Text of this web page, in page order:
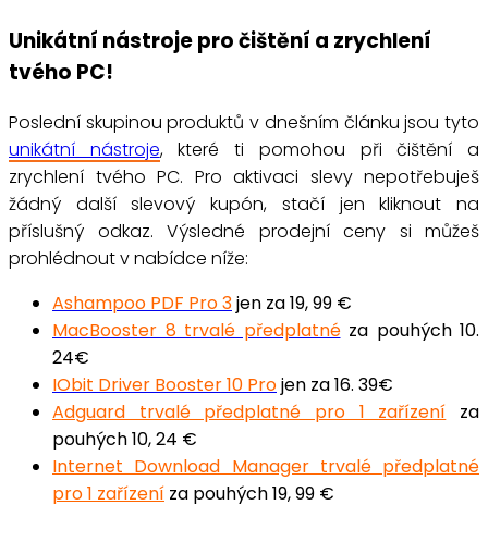
Unikátní nástroje pro čištění a zrychlení
tvého PC!
Poslední skupinou produktů v dnešním článku jsou tyto
unikátní nástroje, které ti pomohou při čištění a
zrychlení tvého PC. Pro aktivaci slevy nepotřebuješ
žádný další slevový kupón, stačí jen kliknout na
příslušný odkaz. Výsledné prodejní ceny si můžeš
prohlédnout v nabídce níže:
Ashampoo PDF Pro 3jen za 19, 99 €
MacBooster 8 trvalé předplatnéza pouhých 10.
24€
IObit Driver Booster 10 Projen za 16. 39€
Adguard trvalé předplatné pro 1 zařízení za
pouhých 10, 24 €
Internet Download Manager trvalé předplatné
pro 1 zařízení za pouhých 19, 99 €